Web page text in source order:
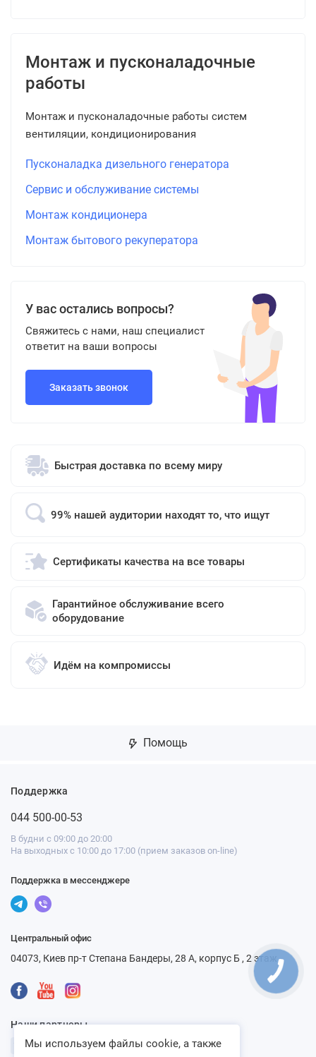
Монтаж и пусконаладочные
работы
Монтаж и пусконаладочные работы систем
вентиляции, кондиционирования
Пусконаладка дизельного генератора
Сервис и обслуживание системы
Монтаж кондиционера
Монтаж бытового рекуператора
У вас остались вопросы?
Свяжитесь с нами, наш специалист
ответит на ваши вопросы
Заказать звонок
Быстрая доставка по всему миру
99% нашей аудитории находят то, что ищут
Сертификаты качества на все товары
Гарантийное обслуживание всего
оборудование
Идём на компромиссы
Помощь
Поддержка
044 500-00-53
В будни с 09:00 до 20:00
На выходных с 10:00 до 17:00 (прием заказов on-line)
Поддержка в мессенджере
Центральный офис
04073, Киев пр-т Степана Бандеры, 28 А, корпус Б , 2 этаж
Наши партнеры
Мы используем файлы cookie, а также